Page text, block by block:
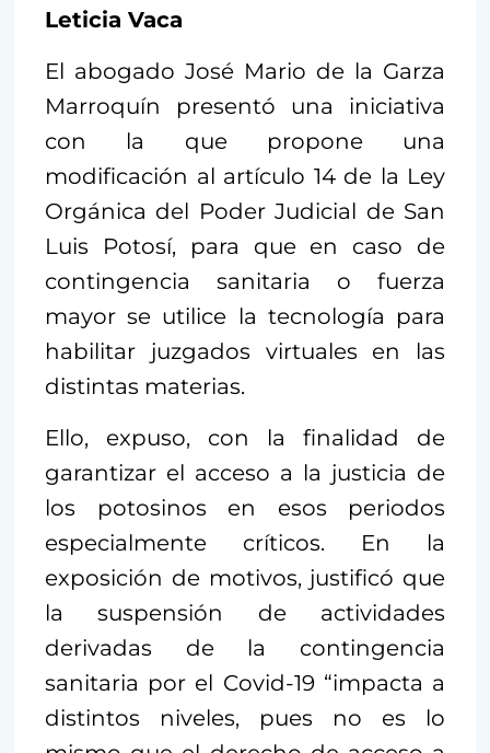
Leticia Vaca
El abogado José Mario de la Garza
Marroquín presentó una iniciativa
con la que propone una
modificación al artículo 14 de la Ley
Orgánica del Poder Judicial de San
Luis Potosí, para que en caso de
contingencia sanitaria o fuerza
mayor se utilice la tecnología para
habilitar juzgados virtuales en las
distintas materias.
Ello, expuso, con la finalidad de
garantizar el acceso a la justicia de
los potosinos en esos periodos
especialmente críticos. En la
exposición de motivos, justificó que
la suspensión de actividades
derivadas de la contingencia
sanitaria por el Covid-19 “impacta a
distintos niveles, pues no es lo